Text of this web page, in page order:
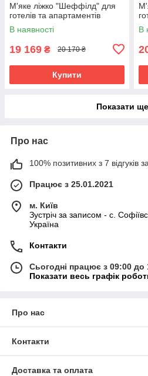
М'яке ліжко "Шеффілд" для
готелів та апартаментів
В наявності
19 169 ₴ 20 170 ₴
Купити
В
Показати ще
Про нас
100% позитивних з 7 відгуків
Працює з 25.01.2021
м. Київ
Зустріч за записом - с.
Україна
Контакти
Сьогодні працює з 09:00 до
Показати весь графік
Про нас
Контакти
Доставка та оплата